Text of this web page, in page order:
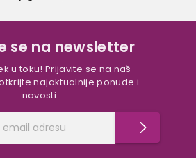
se na newsletter
u toku! Prijavite se na naš
najaktualnije ponude i
novosti.